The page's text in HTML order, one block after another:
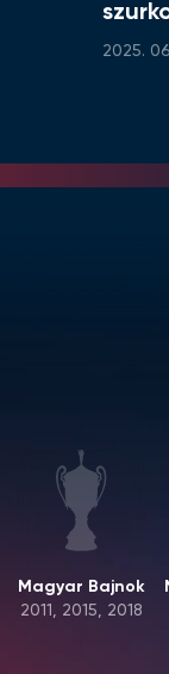
2025.
Magyar Bajnok
2011, 2015, 2018